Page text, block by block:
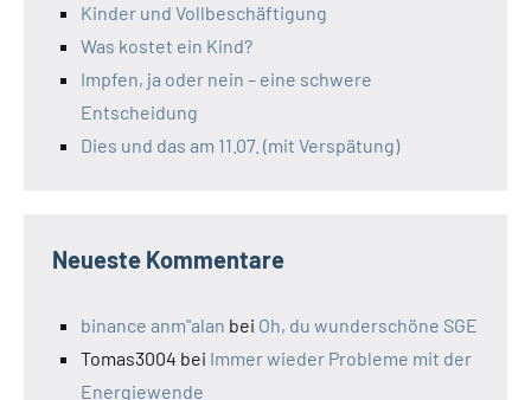
Kinder und Vollbeschäftigung
Was kostet ein Kind?
Impfen, ja oder nein – eine schwere
Entscheidung
Dies und das am 11.07. (mit Verspätung)
Neueste Kommentare
binance anm"alan bei Oh, du wunderschöne SGE
Tomas3004 bei Immer wieder Probleme mit der
Energiewende